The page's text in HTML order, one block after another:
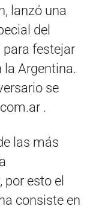
lanzó una
del
para festejar
la Argentina.
se
.
las más
esto el
consiste en